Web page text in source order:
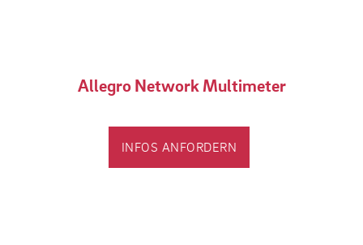
Allegro Network Multimeter
INFOS ANFORDERN